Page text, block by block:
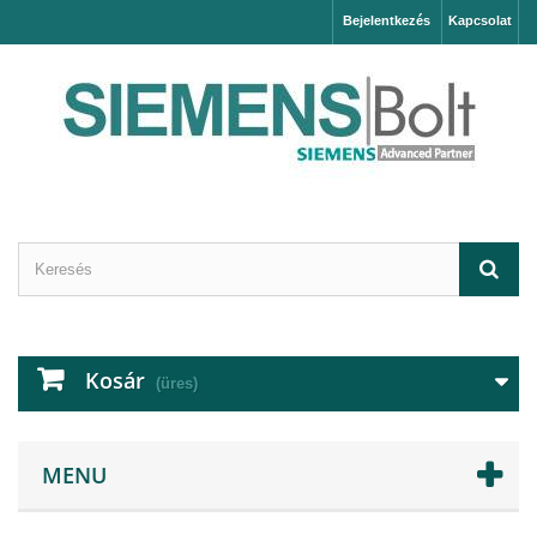
Kapcsolat
Bejelentkezés
Kosár (üres)
MENU